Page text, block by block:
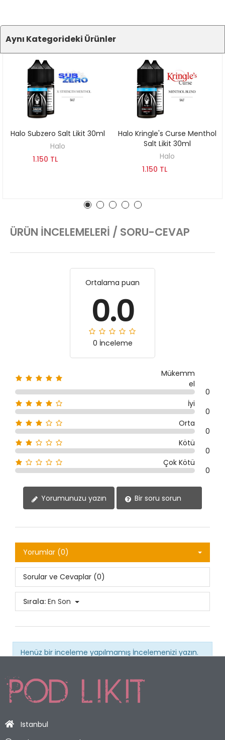
Aynı Kategorideki Ürünler
SEPETE EKLE
Halo Subzero Salt Likit 30ml
Halo
1.150 TL
SEPETE EKLE
Halo Kringle's Curse Menthol
Salt Likit 30ml
Halo
1.150 TL
ÜRÜN İNCELEMELERI / SORU-CEVAP
Ortalama puan
0.0
0 İnceleme
Mükemm
el
0
İyi
0
Orta
0
Kötü
0
Çok Kötü
0
Yorumunuzu yazın Bir soru sorun
Yorumlar (0)
Sorular ve Cevaplar (0)
Sırala: En Son
Henüz bir inceleme yapılmamış İncelemenizi yazın.
Istanbul